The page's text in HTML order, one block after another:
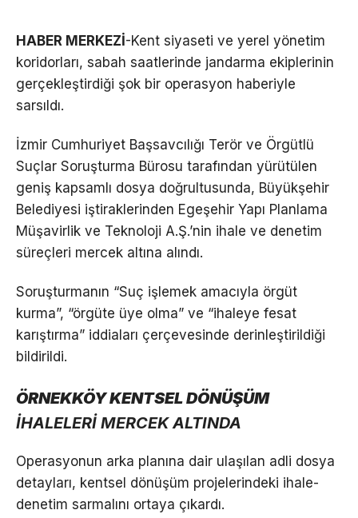
HABER MERKEZİ-Kent siyaseti ve yerel yönetim
koridorları, sabah saatlerinde jandarma ekiplerinin
gerçekleştirdiği şok bir operasyon haberiyle
sarsıldı.
İzmir Cumhuriyet Başsavcılığı Terör ve Örgütlü
Suçlar Soruşturma Bürosu tarafından yürütülen
geniş kapsamlı dosya doğrultusunda, Büyükşehir
Belediyesi iştiraklerinden Egeşehir Yapı Planlama
Müşavirlik ve Teknoloji A.Ş.’nin ihale ve denetim
süreçleri mercek altına alındı.
Soruşturmanın “Suç işlemek amacıyla örgüt
kurma”, “örgüte üye olma” ve “ihaleye fesat
karıştırma” iddiaları çerçevesinde derinleştirildiği
bildirildi.
ÖRNEKKÖY KENTSEL DÖNÜŞÜM
İHALELERİ MERCEK ALTINDA
Operasyonun arka planına dair ulaşılan adli dosya
detayları, kentsel dönüşüm projelerindeki ihale-
denetim sarmalını ortaya çıkardı.